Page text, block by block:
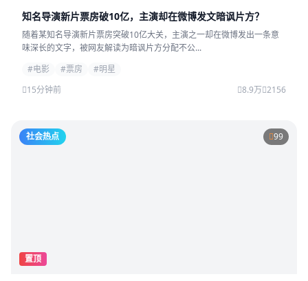
知名导演新片票房破10亿，主演却在微博发文暗讽片方？
随着某知名导演新片票房突破10亿大关，主演之一却在微博发出一条意
味深长的文字，被网友解读为暗讽片方分配不公...
#电影
#票房
#明星
15分钟前
8.9万 2156
社会热点 99
置顶